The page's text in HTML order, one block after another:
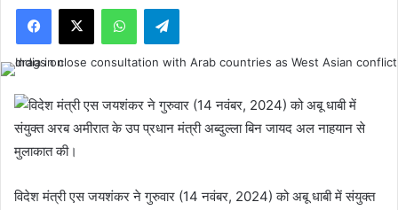
Facebook
X WhatsAppTelegram
विदेश मंत्री एस जयशंकर ने गुरुवार (14 नवंबर, 2024) को अबू धाबी में संयुक्त